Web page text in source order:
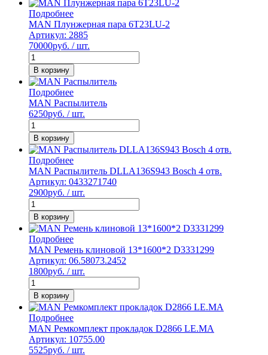
Подробнее
MAN Плунжерная пара 6T23LU-2
Артикул: 2885
70000руб. / шт.
В корзину
Подробнее
MAN Распылитель
6250руб. / шт.
В корзину
Подробнее
MAN Распылитель DLLA136S943 Bosch 4 отв.
Артикул: 0433271740
2900руб. / шт.
В корзину
Подробнее
MAN Ремень клиновой 13*1600*2 D3331299
Артикул: 06.58073.2452
1800руб. / шт.
В корзину
Подробнее
MAN Ремкомплект прокладок D2866 LE.MA
Артикул: 10755.00
5525руб. / шт.